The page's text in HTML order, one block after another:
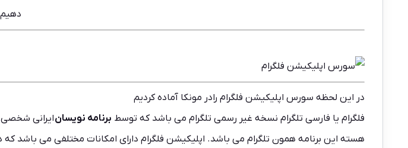
در این لحظه سورس اپلیکیشن فلگرام رادر مونکا آماده کردیم
فلگرام یا فارسی تلگرام نسخه غیر رسمی تلگرام می باشد که توسط برنامه نویسانایرانی شخصی
هسته این برنامه همون تلگرام می باشد. اپلیکیشن فلگرام دارای امکانات مختلفی می باشد که